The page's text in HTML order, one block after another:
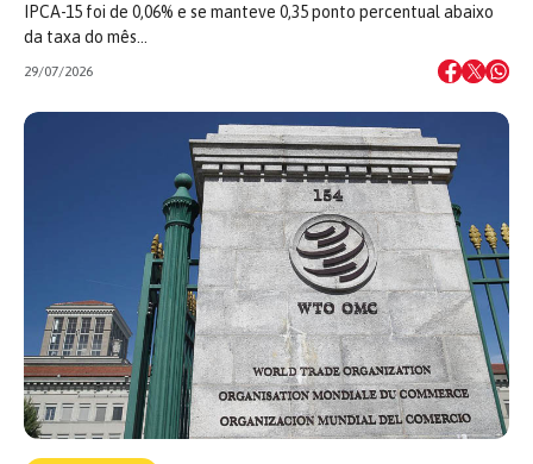
IPCA-15 foi de 0,06% e se manteve 0,35 ponto percentual abaixo
da taxa do mês…
29/07/2026